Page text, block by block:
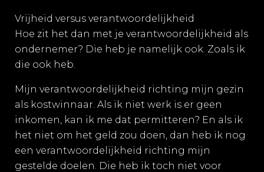
Vrijheid versus verantwoordelijkheid
Hoe zit het dan met je verantwoordelijkheid als
ondernemer? Die heb je namelijk ook. Zoals ik
die ook heb.
Mijn verantwoordelijkheid richting mijn gezin
als kostwinnaar. Als ik niet werk is er geen
inkomen, kan ik me dat permitteren? En als ik
het niet om het geld zou doen, dan heb ik nog
een verantwoordelijkheid richting mijn
gestelde doelen. Die heb ik toch niet voor